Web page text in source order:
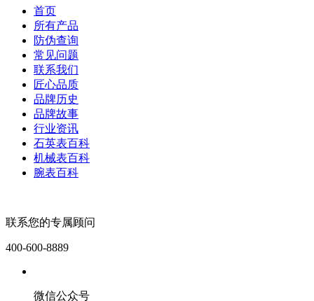
首页
所有产品
防伪查询
常见问题
联系我们
匠心品质
品牌历史
品牌故事
行业资讯
石英表百科
机械表百科
腕表百科
联系您的专属顾问
400-600-8889
微信公众号